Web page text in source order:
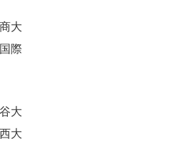
大
際
大
大